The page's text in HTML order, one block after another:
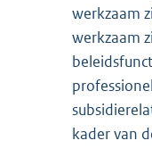
werkzaam
werkzaam
kader van